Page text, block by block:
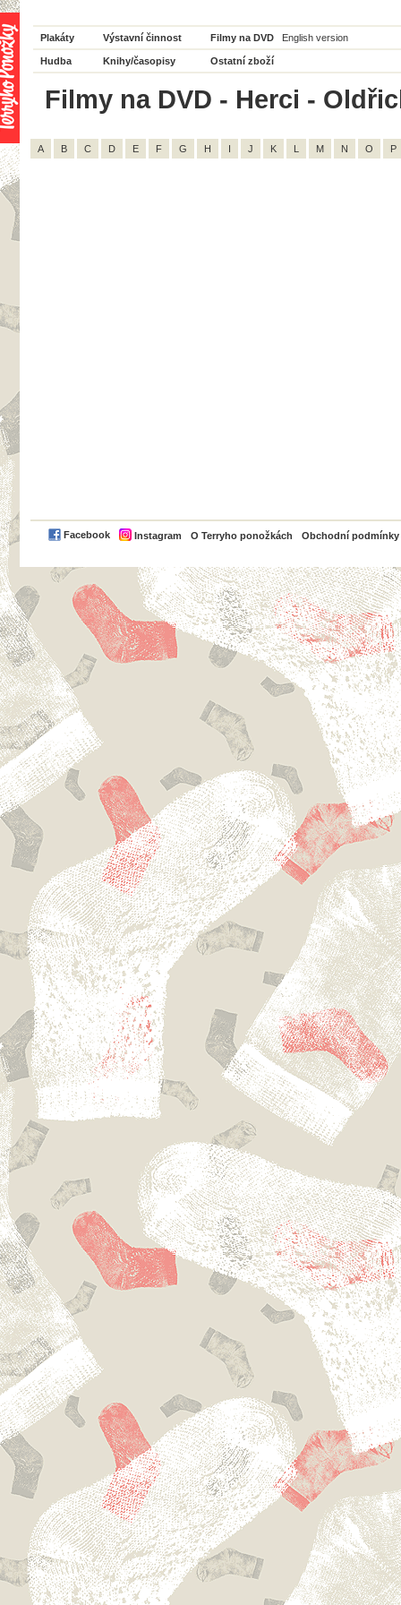
Plakáty Výstavní činnost Filmy na DVD English version
Hudba Knihy/časopisy Ostatní zboží
Filmy na DVD - Herci -
A B C D E F G H I J K L M N O P
Facebook Instagram O Terryho ponožkách Obchodní podmínky
PayPal